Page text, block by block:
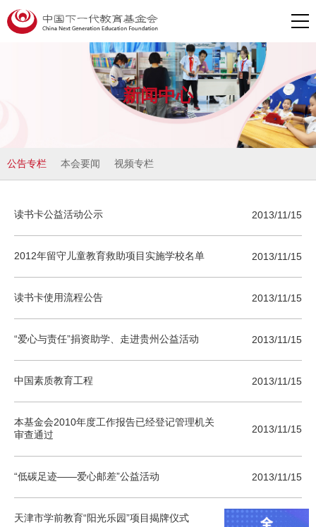
新闻中心
公告专栏 本会要闻 视频专栏
读书卡公益活动公示 2013/11/15
2012年留守儿童教育救助项目实施学校名单 2013/11/15
读书卡使用流程公告 2013/11/15
“爱心与责任”捐资助学、走进贵州公益活动 2013/11/15
中国素质教育工程 2013/11/15
本基金会2010年度工作报告已经登记管理机关
审查通过
2013/11/15
“低碳足迹——爱心邮差”公益活动 2013/11/15
天津市学前教育“阳光乐园”项目揭牌仪式 2013/11/15